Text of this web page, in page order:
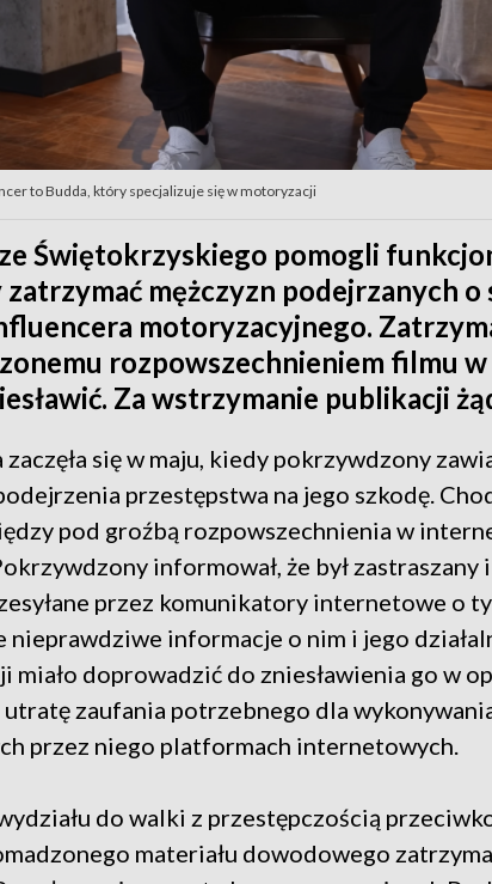
to Budda, który specjalizuje się w motoryzacji
Świętokrzyskiego pomogli
mężczyzn podejrzanych o
motoryzacyjnego.
rozpowszechnieniem filmu
Za wstrzymanie publikacji
zaczęła się w maju, kiedy pokrzywdzony
przestępstwa na jego szkodę.
pod groźbą rozpowszechnienia w
informował, że był
przez komunikatory internetowe o
nieprawdziwe informacje o nim i jego
miało doprowadzić do zniesławienia go w
utratę zaufania potrzebnego dla
przez niego platformach internetowych.
do walki z przestępczością
materiału dowodowego